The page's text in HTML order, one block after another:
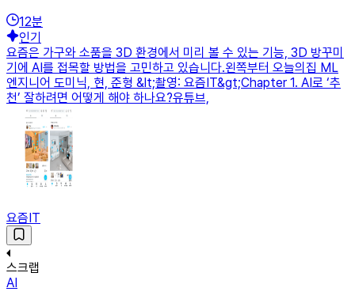
12분
인기
요즘은 가구와 소품을 3D 환경에서 미리 볼 수 있는 기능, 3D 방꾸미
기에 AI를 접목할 방법을 고민하고 있습니다.왼쪽부터 오늘의집 ML
엔지니어 도미닉, 현, 준형 &lt;촬영: 요즘IT&gt;Chapter 1. AI로 ‘추
천’ 잘하려면 어떻게 해야 하나요?유튜브,
요즘IT
스크랩
AI